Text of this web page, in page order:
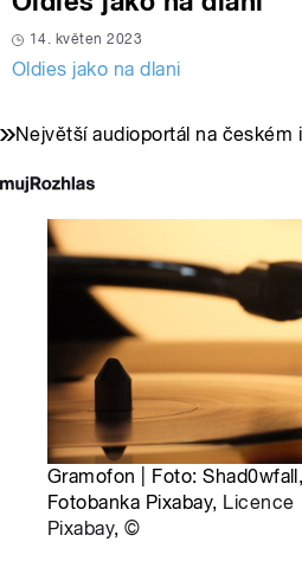
14. květen 2023
Oldies jako na dlani
Největší audioportál na českém
Gramofon | Foto: Shad0wfall,
Fotobanka Pixabay, Licence
Pixabay,©